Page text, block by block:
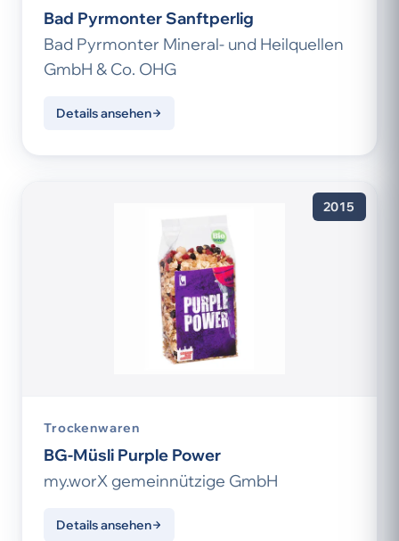
Bad Pyrmonter Sanftperlig
Bad Pyrmonter Mineral- und Heilquellen
GmbH & Co. OHG
Details ansehen
2015
Trockenwaren
BG-Müsli Purple Power
my.worX gemeinnützige GmbH
Details ansehen